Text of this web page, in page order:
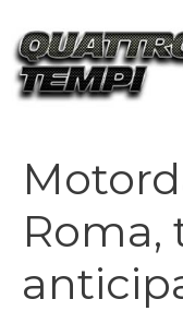
contenuto
Roma,